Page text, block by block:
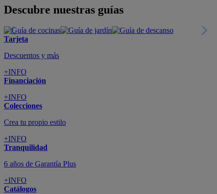
Descubre nuestras guías
Tarjeta
Descuentos y más
+INFO
Financiación
+INFO
Colecciones
Crea tu propio estilo
+INFO
Tranquilidad
6 años de Garantía Plus
+INFO
Catálogos